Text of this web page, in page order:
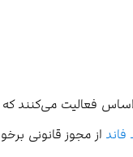
اساس فعالیت می‌کنند
فاند از مجوز قانونی